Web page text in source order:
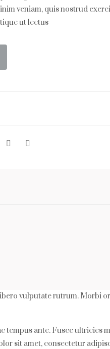
veniam, quis nostrud
ut lectus
vulputate rutrum. Morbi
ante. Fusce ultricies
sit amet, consectetur